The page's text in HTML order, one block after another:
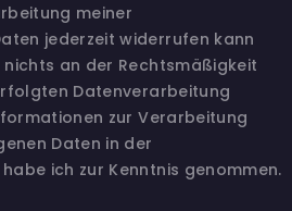
meiner
jederzeit widerrufen kann
an der Rechtsmäßigkeit
Datenverarbeitung
zur Verarbeitung
Daten in der
ich zur Kenntnis genommen.